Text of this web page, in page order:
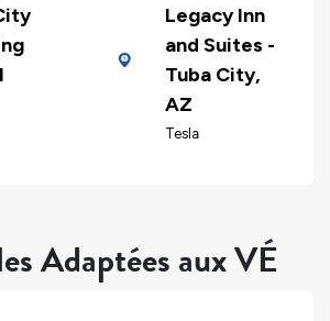
Legacy Inn
and Suites -
Tuba City,
AZ
Tesla
Adaptées aux VÉ